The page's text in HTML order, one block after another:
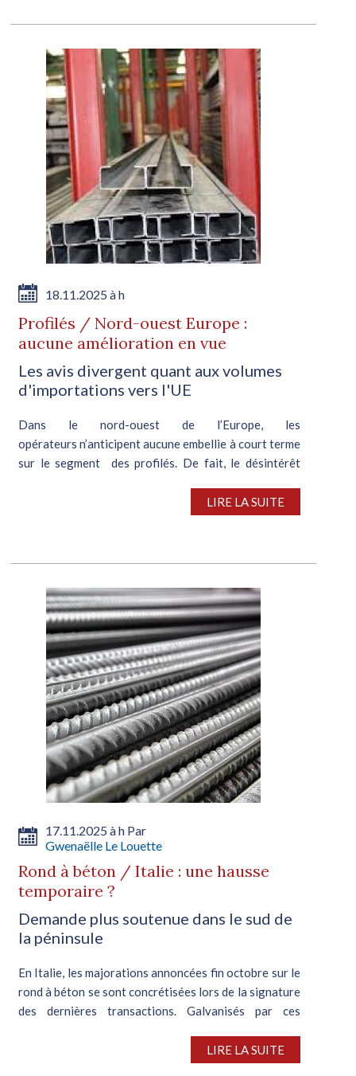
18.11.2025 à h
Profilés / Nord-ouest Europe :
aucune amélioration en vue
Les avis divergent quant aux volumes
d'importations vers l'UE
Dans le nord-ouest de l’Europe, les
opérateurs n’anticipent aucune embellie à court terme
sur le segment des profilés. De fait, le désintérêt
LIRE LA SUITE
17.11.2025 à h Par
Gwenaëlle Le Louette
Rond à béton / Italie : une hausse
temporaire ?
Demande plus soutenue dans le sud de
la péninsule
En Italie, les majorations annoncées fin octobre sur le
rond à béton se sont concrétisées lors de la signature
des dernières transactions. Galvanisés par ces
LIRE LA SUITE